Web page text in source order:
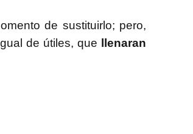
de sustituirlo; pero,
de útiles, que
llenaran